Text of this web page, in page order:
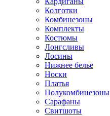
Колготки
Комбинезоны
Комплекты
Костюмы
Лонгсливы
Лосины
Нижнее белье
Носки
Платья
Полукомбинезоны
Сарафаны
Свитшоты